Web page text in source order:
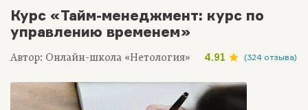
Курс «Тайм-менеджмент: курс по
управлению временем»
Автор: Онлайн-школа «Нетология» 4.91 (324 отзыва)